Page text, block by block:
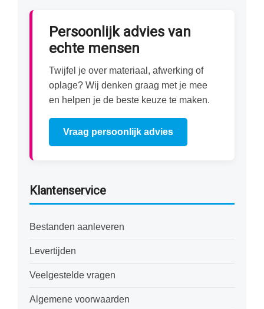
Persoonlijk advies van
echte mensen
Twijfel je over materiaal, afwerking of
oplage? Wij denken graag met je mee
en helpen je de beste keuze te maken.
Vraag persoonlijk advies
Klantenservice
Bestanden aanleveren
Levertijden
Veelgestelde vragen
Algemene voorwaarden